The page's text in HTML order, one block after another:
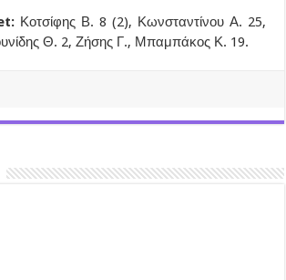
Κοτσίφης Β. 8 (2), Κωνσταντίνου Α. 25,
Θ. 2, Ζήσης Γ., Μπαμπάκος Κ. 19.